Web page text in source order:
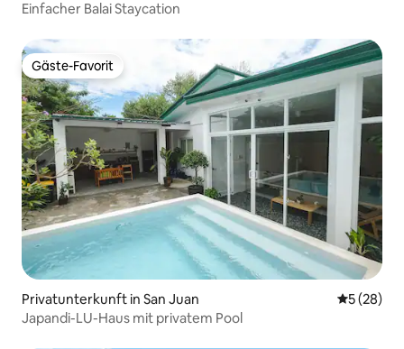
Einfacher Balai Staycation
Gäste-Favorit
Gäste-Favorit
Privatunterkunft in San Juan
5 (28)
Japandi-LU-Haus mit privatem Pool